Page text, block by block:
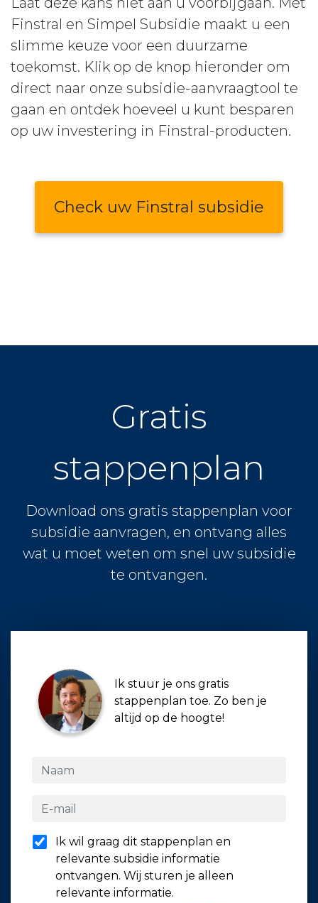
Finstral en Simpel Subsidie maakt u een
slimme keuze voor een duurzame
toekomst. Klik op de knop hieronder om
direct naar onze subsidie-aanvraagtool te
gaan en ontdek hoeveel u kunt besparen
op uw investering in Finstral-producten.
Check uw Finstral subsidie
Gratis
stappenplan
Download ons gratis stappenplan voor
subsidie aanvragen, en ontvang alles
wat u moet weten om snel uw subsidie
te ontvangen.
Ik stuur je ons gratis
stappenplan toe. Zo ben je
altijd op de hoogte!
Ik wil graag dit stappenplan en
relevante subsidie informatie
ontvangen. Wij sturen je alleen
relevante informatie.